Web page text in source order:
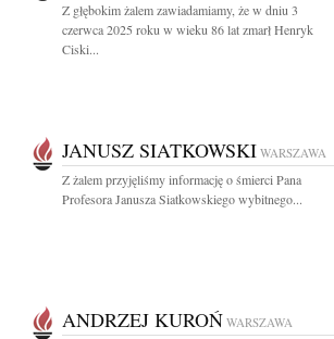
Z głębokim żalem zawiadamiamy, że w dniu 3
czerwca 2025 roku w wieku 86 lat zmarł Henryk
Ciski...
JANUSZ SIATKOWSKI WARSZAWA
Z żalem przyjęliśmy informację o śmierci Pana
Profesora Janusza Siatkowskiego wybitnego...
ANDRZEJ KUROŃ WARSZAWA